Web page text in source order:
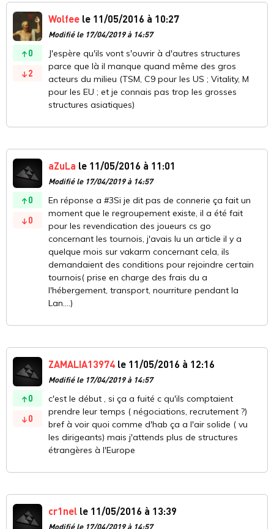
0
2
Wolfee le 11/05/2016 à 10:27
Modifié le 17/04/2019 à 14:57
J'espère qu'ils vont s'ouvrir à d'autres structures
parce que là il manque quand même des gros
acteurs du milieu (TSM, C9 pour les US ; Vitality, M
pour les EU ; et je connais pas trop les grosses
structures asiatiques)
0
0
aZuLa le 11/05/2016 à 11:01
Modifié le 17/04/2019 à 14:57
En réponse a #3Si je dit pas de connerie ça fait un
moment que le regroupement existe, il a été fait
pour les revendication des joueurs cs go
concernant les tournois, j'avais lu un article il y a
quelque mois sur vakarm concernant cela, ils
demandaient des conditions pour rejoindre certain
tournois( prise en charge des frais du a
l'hébergement, transport, nourriture pendant la
Lan....)
0
0
ZAMALIA13974 le 11/05/2016 à 12:16
Modifié le 17/04/2019 à 14:57
c'est le début , si ça a fuité c qu'ils comptaient
prendre leur temps ( négociations, recrutement ?)
bref à voir quoi comme d'hab ça a l'air solide ( vu
les dirigeants) mais j'attends plus de structures
étrangères à l'Europe
cr1nel le 11/05/2016 à 13:39
Modifié le 17/04/2019 à 14:57